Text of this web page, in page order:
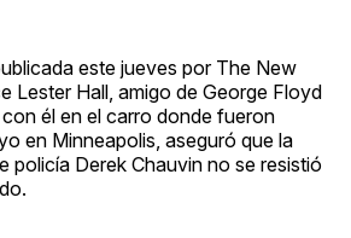
este jueves por The New
Lester Hall, amigo de George Floyd
él en el carro donde fueron
en Minneapolis, aseguró que la
policía Derek Chauvin no se resistió